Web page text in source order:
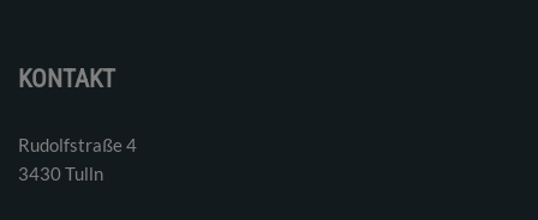
KONTAKT
Rudolfstraße 4
3430 Tulln